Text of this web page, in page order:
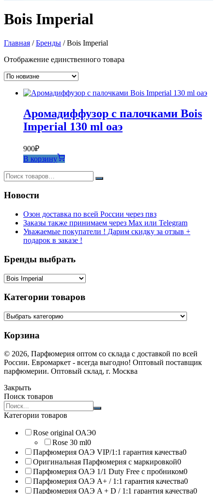
Bois Imperial
Главная /Бренды / Bois Imperial
Отображение единственного товара
Аромадиффузор с палочками Bois
Imperial 130 ml оаэ
900₽
В корзину
Новости
Озон доставка по всей России через пвз
Заказы также принимаем через Max или Telegram
Уважаемые покупатели ! Дарим скидку за отзыв +
подарок в заказе !
Бренды выбрать
Категории товаров
Корзина
© 2026, Парфюмерия оптом со склада с доставкой по всей
России. Евромаркет - всегда выгодно! Оптовый поставщик
парфюмерии. Оптовый склад, г. Москва
Закрыть
Поиск товаров
Search
products:
Категории товаров
Rose original ОАЭ0
Rose 30 ml0
Парфюмерия ОАЭ VIP/1:1 гарантия качества0
Оригинальная Парфюмерия с маркировкой0
Парфюмерия ОАЭ 1/1 Duty Free с пробником0
Парфюмерия ОАЭ A+ / 1:1 гарантия качества0
Парфюмерия ОАЭ A + D / 1:1 гарантия качества0